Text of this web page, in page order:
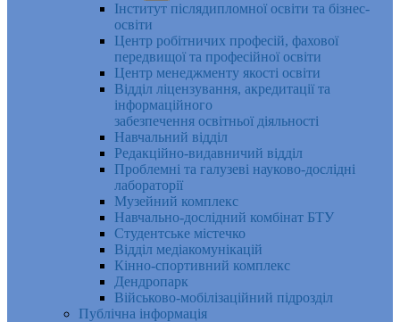
Інститут післядипломної освіти та бізнес-
освіти
Центр робітничих професій, фахової
передвищої та професійної освіти
Центр менеджменту якості освіти
Відділ ліцензування, акредитації та
інформаційного
забезпечення освітньої діяльності
Навчальний відділ
Редакційно-видавничий відділ
Проблемні та галузеві науково-дослідні
лабораторії
Музейний комплекс
Навчально-дослідний комбінат БТУ
Студентське містечко
Відділ медіакомунікацій
Кінно-спортивний комплекс
Дендропарк
Військово-мобілізаційний підрозділ
Публічна інформація